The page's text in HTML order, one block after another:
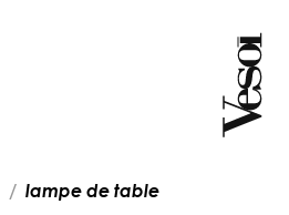
lampe de table